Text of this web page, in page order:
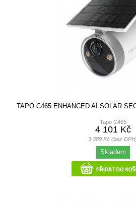
TAPO C465 ENHANCED AI SOLAR
Tapo C465
4 101 Kč
3 389 Kč (bez
Skladem